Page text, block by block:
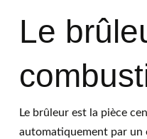
Le
Le brûleur est la pièce
automatiquement par un